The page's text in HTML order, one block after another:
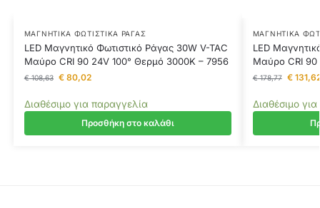
ΜΑΓΝΗΤΙΚΆ ΦΩΤΙΣΤΙΚΆ ΡΆΓΑΣ
LED Μαγνητικό Φωτιστικό Ράγας 30W V-TAC
Μαύρο CRI 90 24V 100° Θερμό 3000K – 7956
€108,63 €80,02
Διαθέσιμο για παραγγελία
Προσθήκη στο καλάθι
ΜΑΓΝΗΤΙΚΆ
LED
Μαύρο CRI 90
€178,77 €
Διαθέσιμο